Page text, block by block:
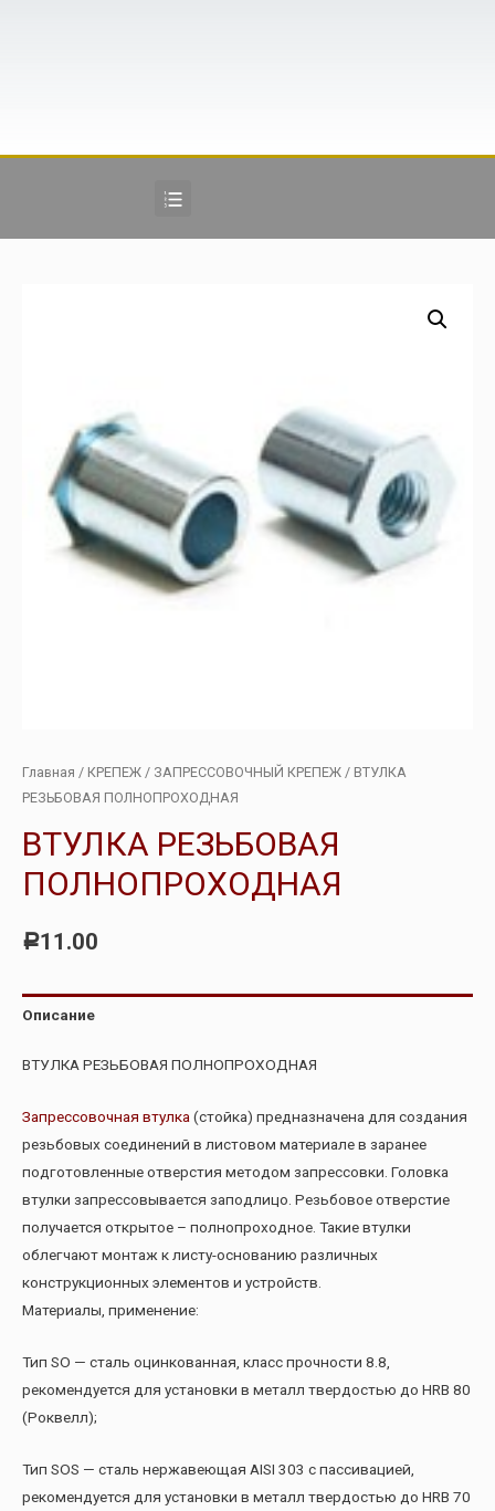
Главная / КРЕПЕЖ / ЗАПРЕССОВОЧНЫЙ КРЕПЕЖ / ВТУЛКА
РЕЗЬБОВАЯ ПОЛНОПРОХОДНАЯ
ВТУЛКА РЕЗЬБОВАЯ
ПОЛНОПРОХОДНАЯ
Р11.00
Описание
ВТУЛКА РЕЗЬБОВАЯ ПОЛНОПРОХОДНАЯ
Запрессовочная втулка(стойка) предназначена для создания
резьбовых соединений в листовом материале в заранее
подготовленные отверстия методом запрессовки. Головка
втулки запрессовывается заподлицо. Резьбовое отверстие
получается открытое – полнопроходное. Такие втулки
облегчают монтаж к листу-основанию различных
конструкционных элементов и устройств.
Материалы, применение:
Тип SO — сталь оцинкованная, класс прочности 8.8,
рекомендуется для установки в металл твердостью до HRB 80
(Роквелл);
Тип SOS — сталь нержавеющая AISI 303 с пассивацией,
рекомендуется для установки в металл твердостью до HRB 70